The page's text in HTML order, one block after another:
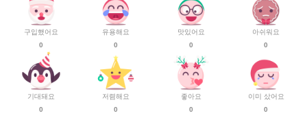
구입했어요
0
기대돼요
0
유용해요
0
저렴해요
0
맛있어요
0
좋아요
0
아쉬워요
0
이미 샀어요
0